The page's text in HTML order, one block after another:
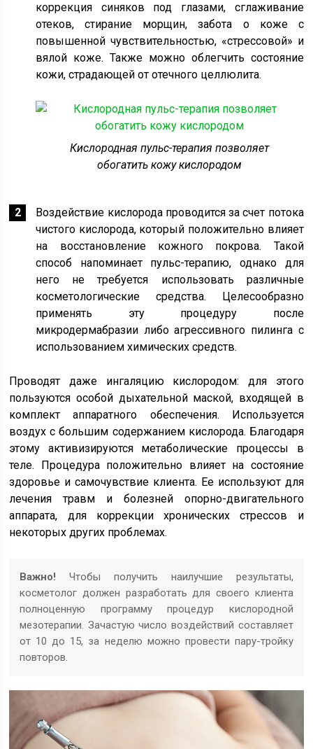
коррекция синяков под глазами, сглаживание
отеков, стирание морщин, забота о коже с
повышенной чувствительностью, «стрессовой» и
вялой коже. Также можно облегчить состояние
кожи, страдающей от отечного целлюлита.
Кислородная пульс-терапия позволяет
обогатить кожу кислородом
Воздействие кислорода проводится за счет потока
чистого кислорода, который положительно влияет
на восстановление кожного покрова. Такой
способ напоминает пульс-терапию, однако для
него не требуется использовать различные
косметологические средства. Целесообразно
применять эту процедуру после
микродермабразии либо агрессивного пилинга с
использованием химических средств.
Проводят даже ингаляцию кислородом: для этого
пользуются особой дыхательной маской, входящей в
комплект аппаратного обеспечения. Используется
воздух с большим содержанием кислорода. Благодаря
этому активизируются метаболические процессы в
теле. Процедура положительно влияет на состояние
здоровье и самочувствие клиента. Ее используют для
лечения травм и болезней опорно-двигательного
аппарата, для коррекции хронических стрессов и
некоторых других проблемах.
Важно! Чтобы получить наилучшие результаты,
косметолог должен разработать для своего клиента
полноценную программу процедур кислородной
мезотерапии. Зачастую число воздействий составляет
от 10 до 15, за неделю можно провести пару-тройку
повторов.